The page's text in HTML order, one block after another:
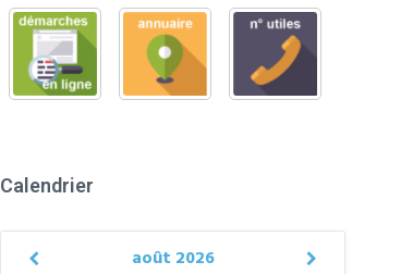
Calendrier
août 2026
Previous
Next